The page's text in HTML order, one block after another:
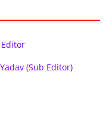
(Sub Editor)